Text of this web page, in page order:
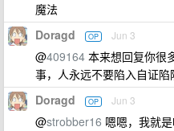
魔法
Doragd OP Jun 3
@409164 本来想回复你很
事，人永远不要陷入自证陷
Doragd OP Jun 3
@strobber16 嗯嗯，我就